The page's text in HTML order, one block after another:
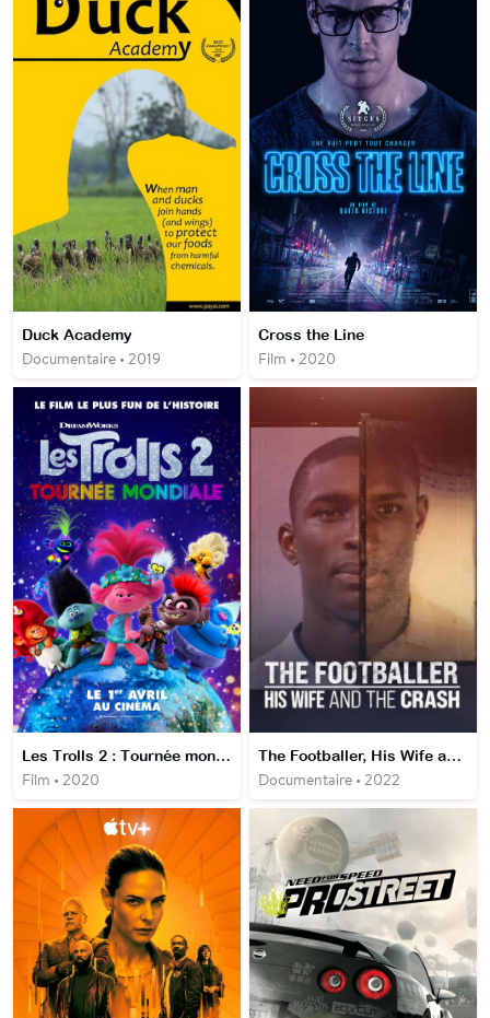
Duck Academy
Documentaire • 2019
Cross the Line
Film • 2020
Les Trolls 2 : Tournée mondiale
Film • 2020
The Footballer, His Wife and the Crash
Documentaire • 2022